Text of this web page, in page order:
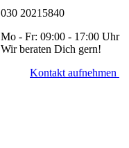
030 20215840
Mo - Fr: 09:00 - 17:00 Uhr
Wir beraten Dich gern!
Kontakt aufnehmen